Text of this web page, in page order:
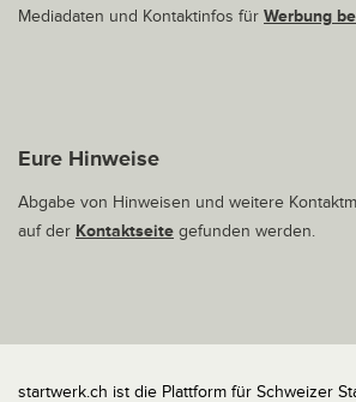
Mediadaten und Kontaktinfos für Werbung
Eure Hinweise
Abgabe von Hinweisen und weitere
auf der Kontaktseite gefunden werden.
startwerk.ch ist die Plattform für Schweizer